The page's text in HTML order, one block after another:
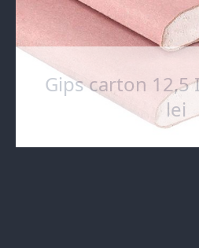
Gips carton 12,5
lei